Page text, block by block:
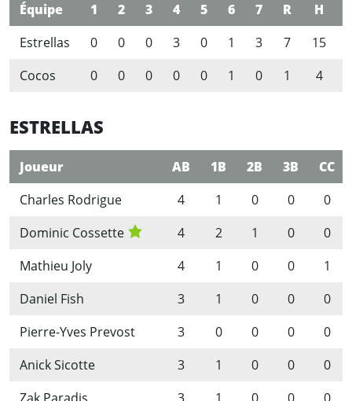
Équipe 1 2 3 4 5 6 7 R H
Estrellas
0 0 0 3 0 1 3 7 15
Cocos
0 0 0 0 0 1 0 1 4
ESTRELLAS
Joueur AB 1B 2B 3B
CC
Charles Rodrigue
4 1 0 0
0
Dominic Cossette
4 2 1 0
0
Mathieu Joly
4 1 0 0
1
Daniel Fish
3 1 0 0
0
Pierre-Yves Prevost
3 0 0 0
0
Anick Sicotte
3 1 0 0
0